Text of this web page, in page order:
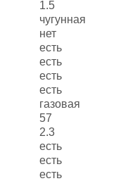
1.5
чугунная
нет
есть
есть
есть
есть
газовая
57
2.3
есть
есть
есть